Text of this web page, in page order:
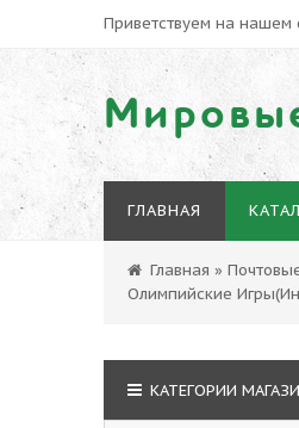
Приветствуем на нашем
ГЛАВНАЯ
Главная »
Олимпийские
КАТЕГОРИИ